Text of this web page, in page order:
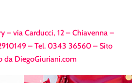
– via Carducci, 12 – Chiavenna –
– Tel. 0343 36560 – Sito
da DiegoGiuriani.com